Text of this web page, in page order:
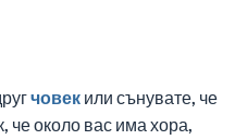
човек или сънувате, че
че около вас има хора,